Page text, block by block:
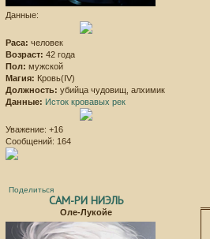
Данные:
Раса: человек
Возраст: 42 года
Пол: мужской
Магия: Кровь(IV)
Должность: убийца чудовищ, алхимик
Данные: Исток кровавых рек
Уважение: +16
Сообщений: 164
Поделиться
САМ-РИ НИЭЛЬ
Оле-Лукойе